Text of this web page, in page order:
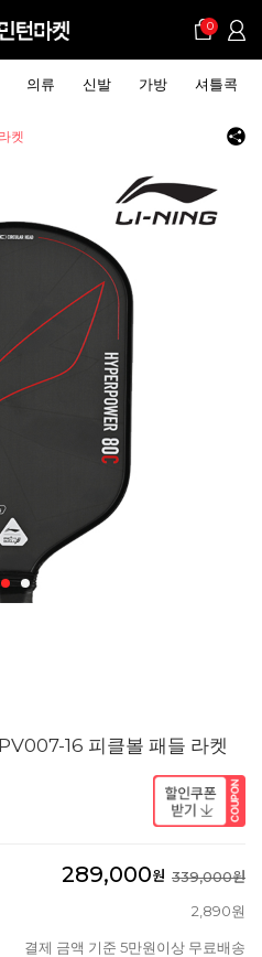
0
의류 신발 가방 셔틀콕
켓
16 피클볼 패들 라켓
289,000원 339,000원
2,890원
결제 금액 기준 5만원이상 무료배송